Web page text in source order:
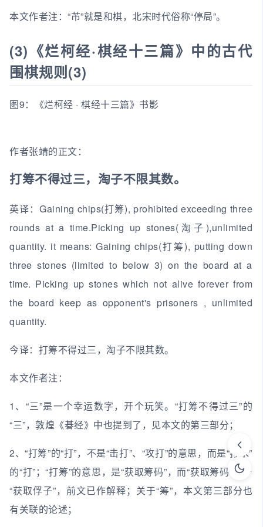
本文作者注：“芇”就是和棋，北宋时代俗称“停局”。
(3)《烂柯经·棋经十三篇》中的古代
围棋规则(3)
图9：《烂柯经 · 棋经十三篇》书影
作者张靖的正文：
打筹不得过三，淘子不限其数。
英译：Gaining chips(打筹), prohibited exceeding three
rounds at a time.Picking up stones(淘子),unlimited
quantity. it means: Gaining chips(打筹), putting down
three stones (limited to below 3) on the board at a
time. Picking up stones which not alive forever from
the board keep as opponent's prisoners , unlimited
quantity.
今译：打筹不得过三，淘子不限其数。
本文作者注：
1、“三”是一个幸运数字，开个玩笑。“打筹不得过三”的
“三”，敦煌《碁经》中也提到了，见本文的第三部分；
2、“打筹”的“打”，不是“击打”、“攻打”的意思，而是“打水”
的“打”；“打筹”的意思，是“获取筹码”，而“获取筹码”等于
“获取俘子”，前文已作解释；关于“筹”，本文第三部分也
有关联的论述；